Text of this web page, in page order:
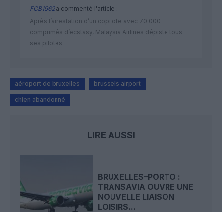
FCB1962a commenté l'article :
Après l’arrestation d’un copilote avec 70 000
comprimés d’ecstasy, Malaysia Airlines dépiste tous
ses pilotes
aéroport de bruxelles brussels airport
chien abandonné
LIRE AUSSI
BRUXELLES–PORTO :
TRANSAVIA OUVRE UNE
NOUVELLE LIAISON
LOISIRS...